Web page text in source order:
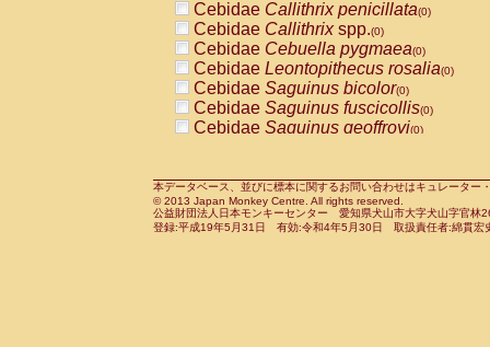
PitheciidaePithecia pithecia(0)
CercopithecidaeCercocebus agilis
CercopithecidaeCercocebus
CercopithecidaeCercocebus
CercopithecidaeCercocebus
CercopithecidaeCercocebus
CercopithecidaeCercocebushybrid
CercopithecidaePapio anubis(0)
CercopithecidaePapio cynocephalus
CercopithecidaePapio hamadryas(0)
Cebidae Callithrix penicillata(0)
Cebidae Callithrixspp.(0)
Cebidae Cebuella pygmaea(0)
Cebidae Leontopithecus rosalia(0)
Cebidae Saguinus bicolor(0)
Cebidae Saguinus fuscicollis(0)
Cebidae Saguinus geoffroyi(0)
CebidaeSaguinus leucopus(0)
CebidaeSaguinus midas(0)
Cebidae Saguinus mystax(0)
本データベース、並びに標本に関するお問い合わせはキュレータ
© 2013 Japan Monkey Centre. All rights reserved.
公益財団法人日本モンキーセンター 愛知県犬山市大字犬山字官
登録:平成19年5月31日 有効:令和4年5月30日 取扱責任者:綿貫宏